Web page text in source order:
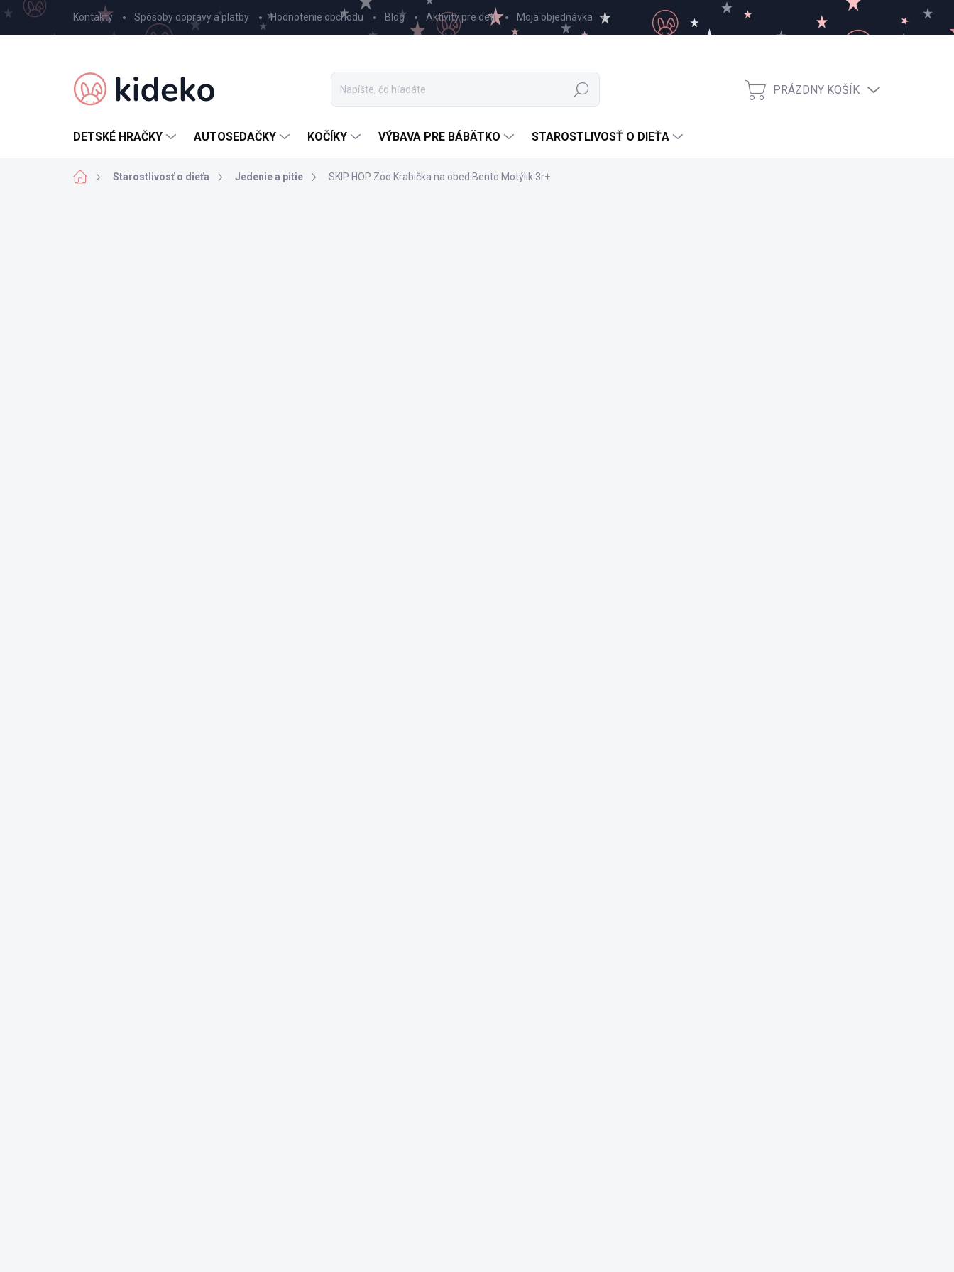
Prejsť
na
obsah
Kontakty Spôsoby dopravy a platby Hodnotenie obchodu Blog Aktivity pre deti Moja objednávka
Hľadať
NÁKUPNÝ
PRÁZDNY KOŠÍK
DETSKÉ HRAČKY AUTOSEDAČKY KOČÍKY VÝBAVA PRE BÁBÄTKO STAROSTLIVOSŤ O DIEŤA
DomovStarostlivosť o dieťa Jedenie a pitie SKIP HOP Zoo Krabička na obed Bento Motýlik 3r+